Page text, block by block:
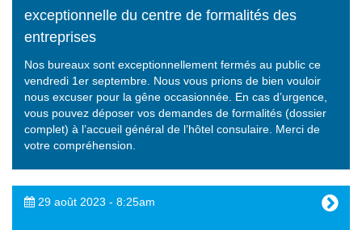
exceptionnelle du centre de formalités des
entreprises
Nos bureaux sont exceptionnellement fermés au public ce
vendredi 1er septembre. Nous vous prions de bien vouloir
nous excuser pour la gêne occasionnée. En cas d’urgence,
vous pouvez déposer vos demandes de formalités (dossier
complet) à l’accueil général de l’hôtel consulaire. Merci de
votre compréhension.
29 août 2023 - 8:25am